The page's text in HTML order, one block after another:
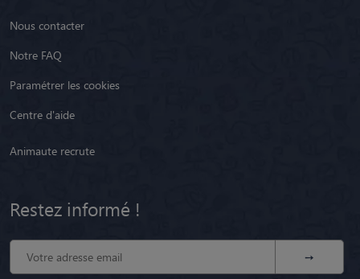
Nous contacter
Notre FAQ
Paramétrer les cookies
Centre d'aide
Animaute recrute
Restez informé !